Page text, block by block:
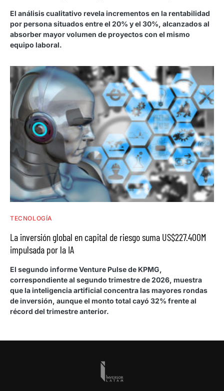
El análisis cualitativo revela incrementos en la rentabilidad
por persona situados entre el 20% y el 30%, alcanzados al
absorber mayor volumen de proyectos con el mismo
equipo laboral.
TECNOLOGÍA
La inversión global en capital de riesgo suma US$227.400M
impulsada por la IA
El segundo informe Venture Pulse de KPMG,
correspondiente al segundo trimestre de 2026, muestra
que la inteligencia artificial concentra las mayores rondas
de inversión, aunque el monto total cayó 32% frente al
récord del trimestre anterior.